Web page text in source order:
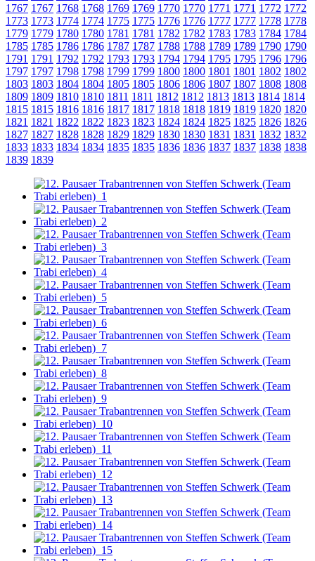
1767 1767 1768 1768 1769 1769 1770 1770 1771 1771 1772 1772
1773 1773 1774 1774 1775 1775 1776 1776 1777 1777 1778 1778
1779 1779 1780 1780 1781 1781 1782 1782 1783 1783 1784 1784
1785 1785 1786 1786 1787 1787 1788 1788 1789 1789 1790 1790
1791 1791 1792 1792 1793 1793 1794 1794 1795 1795 1796 1796
1797 1797 1798 1798 1799 1799 1800 1800 1801 1801 1802 1802
1803 1803 1804 1804 1805 1805 1806 1806 1807 1807 1808 1808
1809 1809 1810 1810 1811 1811 1812 1812 1813 1813 1814 1814
1815 1815 1816 1816 1817 1817 1818 1818 1819 1819 1820 1820
1821 1821 1822 1822 1823 1823 1824 1824 1825 1825 1826 1826
1827 1827 1828 1828 1829 1829 1830 1830 1831 1831 1832 1832
1833 1833 1834 1834 1835 1835 1836 1836 1837 1837 1838 1838
1839 1839